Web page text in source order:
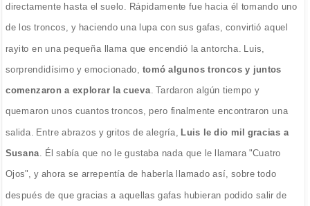
directamente hasta el suelo. Rápidamente fue hacia él tomando uno
de los troncos, y haciendo una lupa con sus gafas, convirtió aquel
rayito en una pequeña llama que encendió la antorcha. Luis,
sorprendidísimo y emocionado, tomó algunos troncos y juntos
comenzaron a explorar la cueva . Tardaron algún tiempo y
quemaron unos cuantos troncos, pero finalmente encontraron una
salida. Entre abrazos y gritos de alegría, Luis le dio mil gracias a
Susana . Él sabía que no le gustaba nada que le llamara "Cuatro
Ojos", y ahora se arrepentía de haberla llamado así, sobre todo
después de que gracias a aquellas gafas hubieran podido salir de